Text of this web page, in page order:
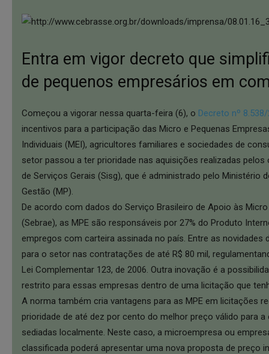
Entra em vigor decreto que
de pequenos empresários em
Começou a vigorar nessa quarta-feira (6), o Decreto nº
incentivos para a participação das Micro e Pequenas
Individuais (MEI), agricultores familiares e sociedades de
setor passou a ter prioridade nas aquisições realizadas
de Serviços Gerais (Sisg), que é administrado pelo Ministério
Gestão (MP).
De acordo com dados do Serviço Brasileiro de Apoio às
(Sebrae), as MPE são responsáveis por 27% do Produto
empregos com carteira assinada no país. Entre as novidades
para o setor nas contratações de até R$ 80 mil,
Lei Complementar 123, de 2006. Outra inovação é a
restrito para essas empresas dentro de uma licitação que
A norma também cria vantagens para as MPE em licitações
prioridade de até dez por cento do melhor preço válido para
sediadas localmente. Neste caso, a microempresa ou
classificada poderá apresentar uma nova proposta de preço